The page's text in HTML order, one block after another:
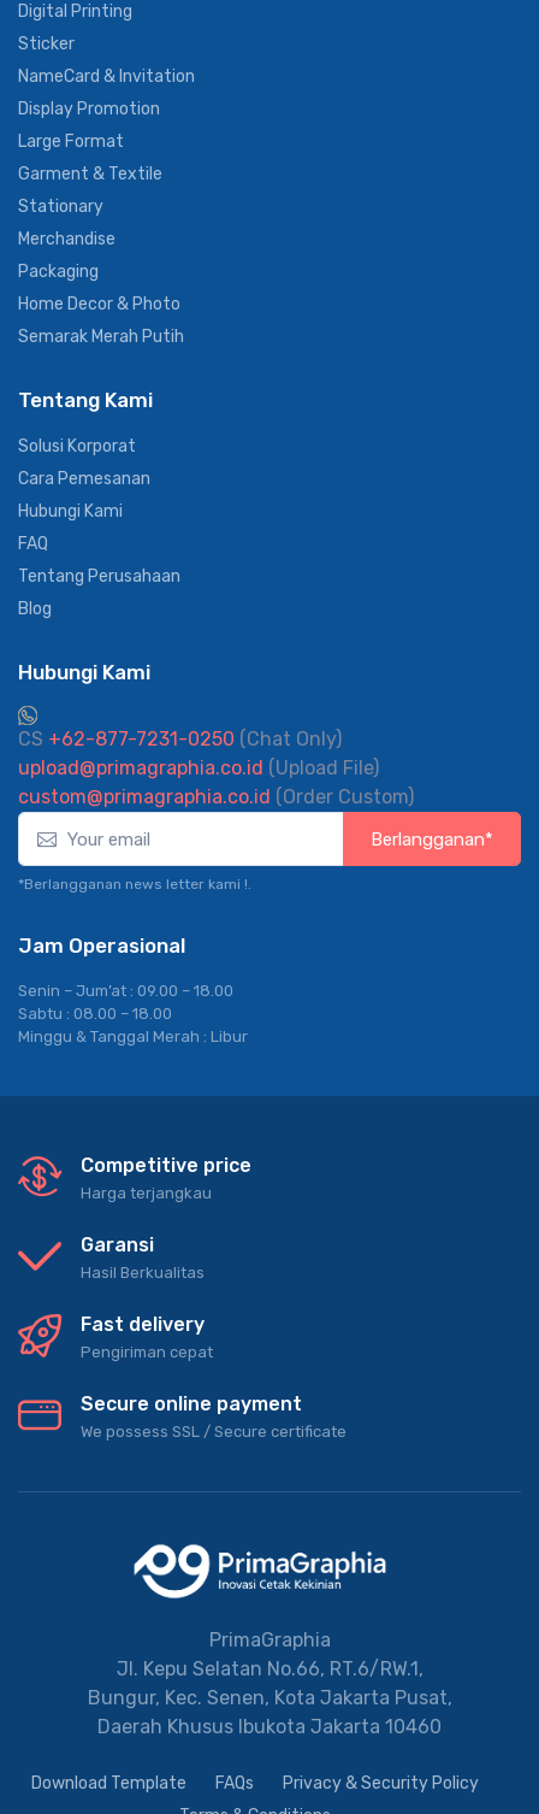
Digital Printing
Sticker
NameCard & Invitation
Display Promotion
Large Format
Garment & Textile
Stationary
Merchandise
Packaging
Home Decor & Photo
Semarak Merah Putih
Tentang Kami
Solusi Korporat
Cara Pemesanan
Hubungi Kami
FAQ
Tentang Perusahaan
Blog
Hubungi Kami
CS +62-877-7231-0250 (Chat Only)
upload@primagraphia.co.id (Upload File)
custom@primagraphia.co.id (Order Custom)
Berlangganan*
*Berlangganan news letter kami !.
Jam Operasional
Senin – Jum’at : 09.00 – 18.00
Sabtu : 08.00 – 18.00
Minggu & Tanggal Merah : Libur
Competitive price
Harga terjangkau
Garansi
Hasil Berkualitas
Fast delivery
Pengiriman cepat
Secure online payment
We possess SSL / Secure сertificate
PrimaGraphia
Jl. Kepu Selatan No.66, RT.6/RW.1,
Bungur, Kec. Senen, Kota Jakarta Pusat,
Daerah Khusus Ibukota Jakarta 10460
Download Template FAQs
Privacy & Security Policy